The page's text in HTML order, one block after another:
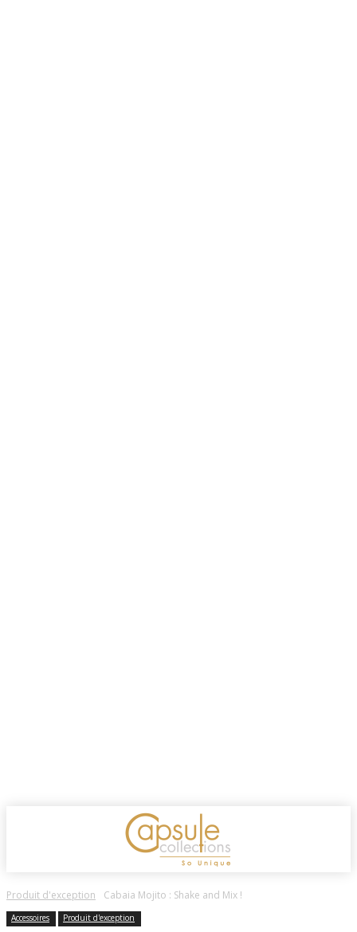
Produit d'exception Cabaia Mojito : Shake and Mix !
Accessoires Produit d'exception